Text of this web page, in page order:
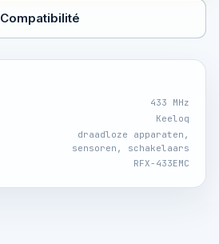
Compatibilité
433 MHz
Keeloq
draadloze apparaten,
sensoren, schakelaars
RFX-433EMC